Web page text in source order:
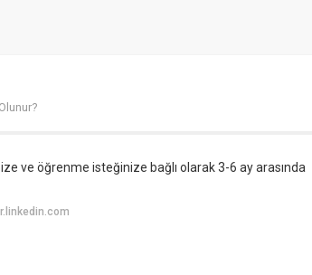
ve öğrenme isteğinize bağlı olarak 3-6 ay arasında